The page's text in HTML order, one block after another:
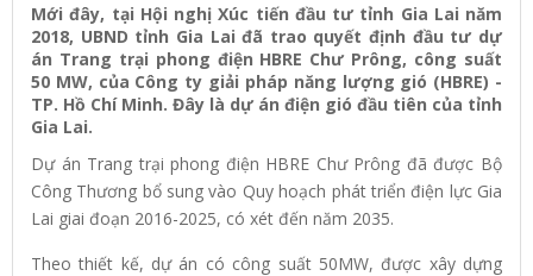
Mới đây, tại Hội nghị Xúc tiến đầu tư tỉnh Gia Lai năm
2018, UBND tỉnh Gia Lai đã trao quyết định đầu tư dự
án Trang trại phong điện HBRE Chư Prông, công suất
50 MW, của Công ty giải pháp năng lượng gió (HBRE) -
TP. Hồ Chí Minh. Đây là dự án điện gió đầu tiên của tỉnh
Gia Lai.
Dự án Trang trại phong điện HBRE Chư Prông đã được Bộ
Công Thương bổ sung vào Quy hoạch phát triển điện lực Gia
Lai giai đoạn 2016-2025, có xét đến năm 2035.
Theo thiết kế, dự án có công suất 50MW, được xây dựng